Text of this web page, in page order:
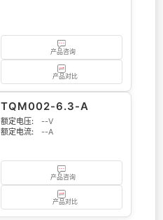
产品咨询
产品对比
TQM002-6.3-A
额定电压:
--V
额定电流:
--A
产品咨询
产品对比